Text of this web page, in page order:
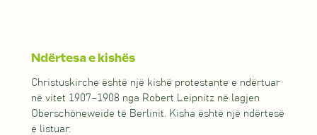
Ndërtesa e kishës
Christuskirche është një kishë protestante e ndërtuar
në vitet 1907–1908 nga Robert Leipnitz në lagjen
Oberschöneweide të Berlinit. Kisha është një ndërtesë
e listuar.